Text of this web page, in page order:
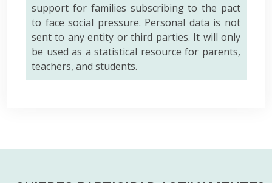
support for families subscribing to the pact
to face social pressure. Personal data is not
sent to any entity or third parties. It will only
be used as a statistical resource for parents,
teachers, and students.